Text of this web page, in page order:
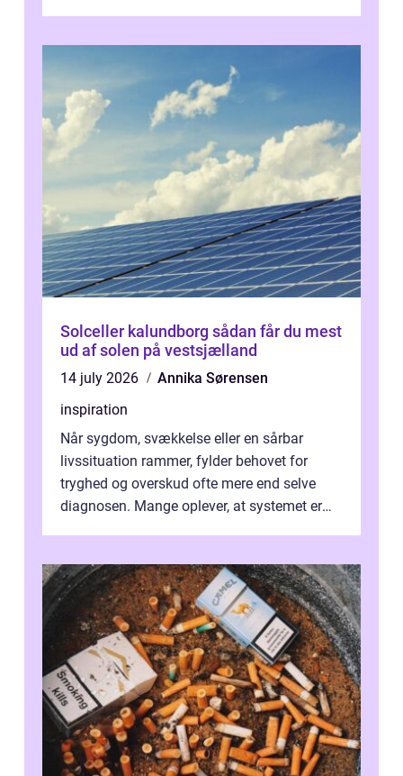
Solceller kalundborg sådan får du mest
ud af solen på vestsjælland
14 july 2026
Annika Sørensen
inspiration
Når sygdom, svækkelse eller en sårbar
livssituation rammer, fylder behovet for
tryghed og overskud ofte mere end selve
diagnosen. Mange oplever, at systemet er